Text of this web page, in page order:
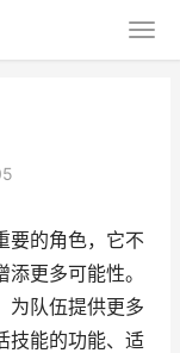
要的角色，它不
更多可能性。
为队伍提供更多
技能的功能、适